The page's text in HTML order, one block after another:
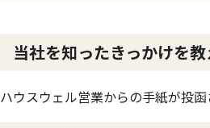
当社を知ったきっかけを
ハウスウェル営業からの手紙が投